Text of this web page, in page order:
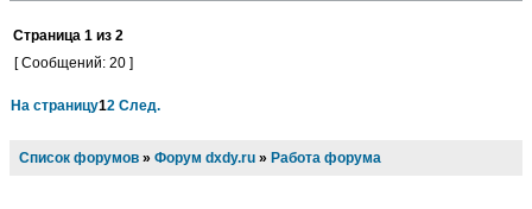
Страница 1 из 2
[ Сообщений: 20 ]
На страницу12 След.
Список форумов » Форум dxdy.ru » Работа форума